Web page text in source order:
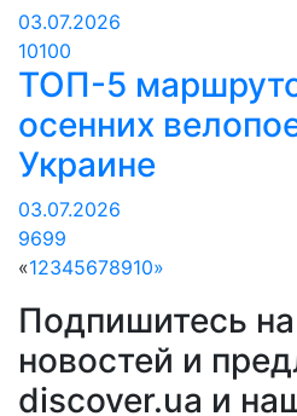
03.07.2026
10100
ТОП-5
осенних
Украине
03.07.2026
9699
«12345678910»
Подпишитесь
новостей и
discover.ua и